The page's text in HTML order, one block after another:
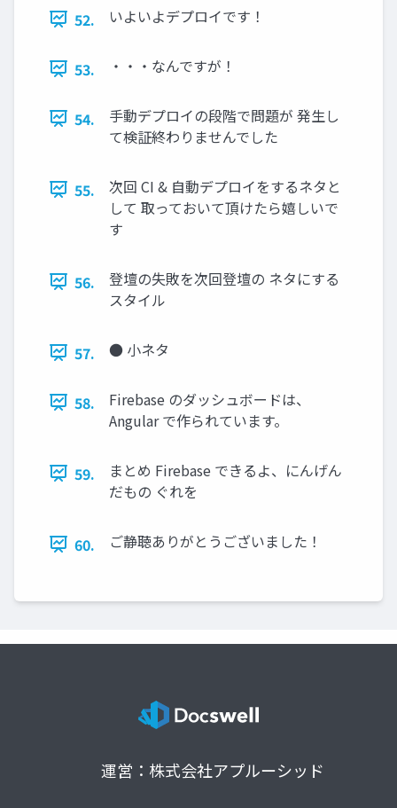
52. いよいよデプロイです！
53. ・・・なんですが！
54.
手動デプロイの段階で問題が 発生し
て検証終わりませんでした
55.
次回 CI & 自動デプロイをするネタと
して 取っておいて頂けたら嬉しいで
す
56.
登壇の失敗を次回登壇の ネタにする
スタイル
57. ● 小ネタ
58.
Firebase のダッシュボードは、
Angular で作られています。
59.
まとめ Firebase できるよ、にんげん
だもの ぐれを
60. ご静聴ありがとうございました！
運営：株式会社アプルーシッド